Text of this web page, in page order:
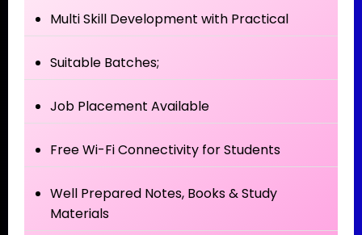
Multi Skill Development with Practical
Suitable Batches;
Job Placement Available
Free Wi-Fi Connectivity for Students
Well Prepared Notes, Books & Study
Materials